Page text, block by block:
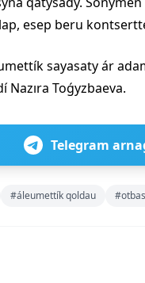
esep beru
sayasaty ár
Nazıra Toǵyzbaeva.
Telegram
#áleumettík qoldau